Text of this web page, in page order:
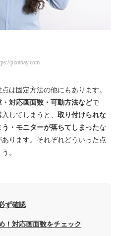
pixabay.com
は固定方法の他にもあります。
対応画面数・可動方法などで
してしまうと、 取り付けられな
・モニターが落ちてしまったな
ります。それぞれどういった点
。
ず確認
！対応画面数をチェック